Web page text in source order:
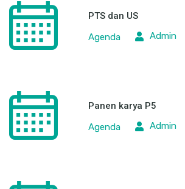
PTS dan US
Agenda
Admin
Panen karya P5
Agenda
Admin